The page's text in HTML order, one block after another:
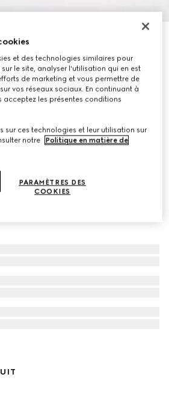
pour homme
et des technologies similaires pour
le site, analyser l'utilisation qui en est
de marketing et vous permettre de
vos réseaux sociaux. En continuant à
acceptez les présentes conditions
sur ces technologies et leur utilisation sur
notre
Politique en matière de
PARAMÈTRES DES
COOKIES